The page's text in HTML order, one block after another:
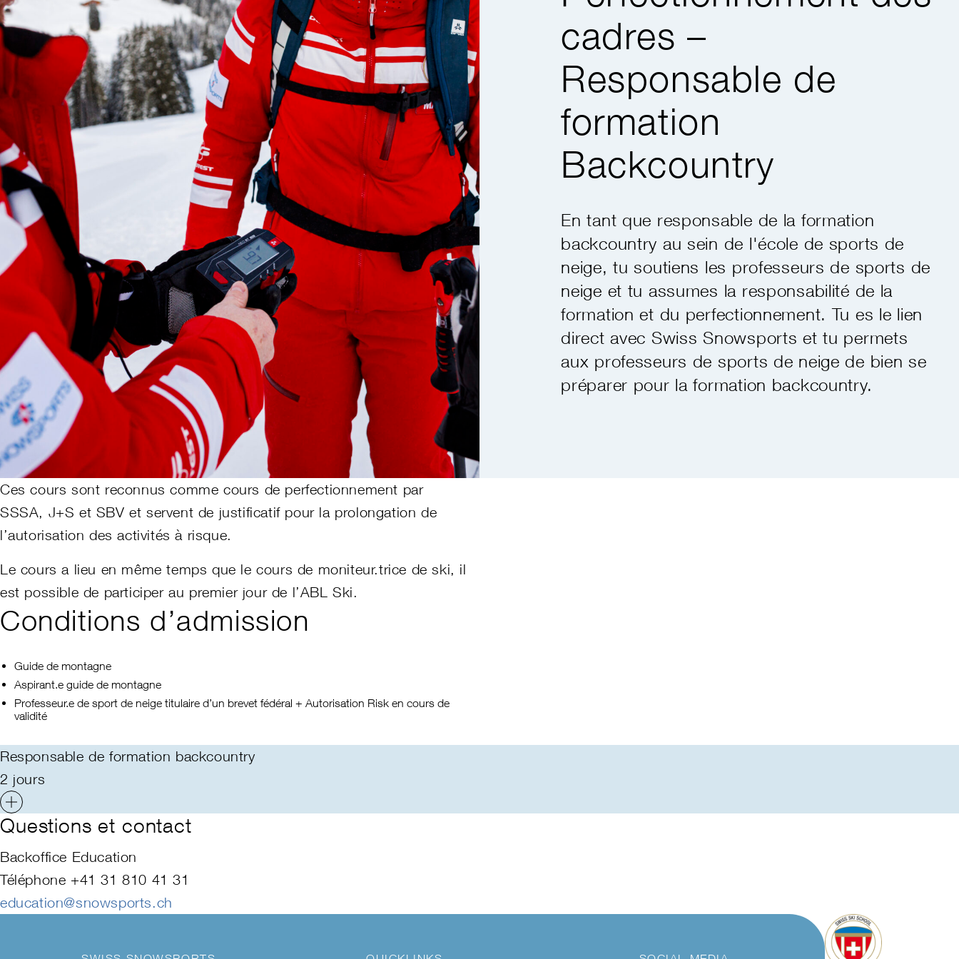
cadres –
Responsable de
formation
Backcountry
En tant que responsable de la formation
backcountry au sein de l'école de sports de
neige, tu soutiens les professeurs de sports de
neige et tu assumes la responsabilité de la
formation et du perfectionnement. Tu es le lien
direct avec Swiss Snowsports et tu permets
aux professeurs de sports de neige de bien se
préparer pour la formation backcountry.
Ces cours sont reconnus comme cours de perfectionnement par
SSSA, J+S et SBV et servent de justificatif pour la prolongation de
l’autorisation des activités à risque.
Le cours a lieu en même temps que le cours de moniteur.trice de ski, il
est possible de participer au premier jour de l’ABL Ski.
Conditions d’admission
Guide de montagne
Aspirant.e guide de montagne
Professeur.e de sport de neige titulaire d’un brevet fédéral + Autorisation Risk en cours de
validité
Responsable de formation backcountry
2 jours
Questions et contact
Backoffice Education
Téléphone +41 31 810 41 31
education@snowsports.ch